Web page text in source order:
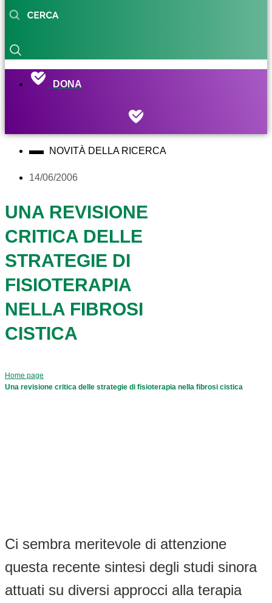
DONA
NOVITÀ DELLA RICERCA
14/06/2006
UNA REVISIONE
CRITICA DELLE
STRATEGIE DI
FISIOTERAPIA
NELLA FIBROSI
CISTICA
Home page
Una revisione critica delle strategie di fisioterapia nella fibrosi cistica
Ci sembra meritevole di attenzione
questa recente sintesi degli studi sinora
attuati su diversi approcci alla terapia